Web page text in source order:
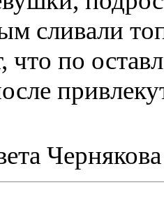
сливали
что по
Чернякова